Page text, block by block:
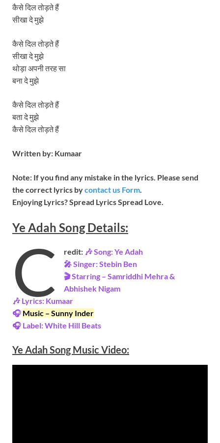
कैसे दिल तोड़ते हैं
सीखा दे मुझे
कैसे दिल तोड़ते हैं
सीखा दे मुझे
थोड़ा अपनी तरह सा
बना दे मुझे
कैसे दिल तोड़ते हैं
बता दे मुझे
कैसे दिल तोड़ते हैं
Written by: Kumaar
Note: If you find any mistake in the lyrics. Please send
the correct lyrics bycontact us Form
Enjoying Lyrics? Spread Lyrics Spread Love.
Ye Adah SongDetails:
C redit: 🎶 Song: Ye Adah
🎤 Singer: Stebin Ben
🎬 Starring – Samriddhi Mehra &
Abhishek Nigam
🎶 Lyrics: Kumaar
🎧 Music – Sunny Inder
🎧 Label: White Hill Beats
Ye Adah Song Music Video: